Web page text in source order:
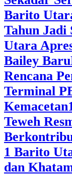
Barito
Tahun Jadi
Utara
Bailey Baru
Rencana
Terminal
Kemacetan
Teweh
1 Barito
dan